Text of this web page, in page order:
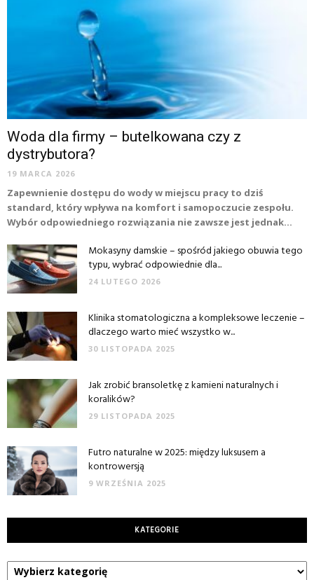
Woda dla firmy – butelkowana czy z
dystrybutora?
19 MARCA 2026
Zapewnienie dostępu do wody w miejscu pracy to dziś
standard, który wpływa na komfort i samopoczucie zespołu.
Wybór odpowiedniego rozwiązania nie zawsze jest jednak...
Mokasyny damskie – spośród jakiego obuwia tego
typu, wybrać odpowiednie dla...
24 LUTEGO 2026
Klinika stomatologiczna a kompleksowe leczenie –
dlaczego warto mieć wszystko w...
30 LISTOPADA 2025
Jak zrobić bransoletkę z kamieni naturalnych i
koralików?
29 LISTOPADA 2025
Futro naturalne w 2025: między luksusem a
kontrowersją
9 WRZEŚNIA 2025
KATEGORIE
Kategorie